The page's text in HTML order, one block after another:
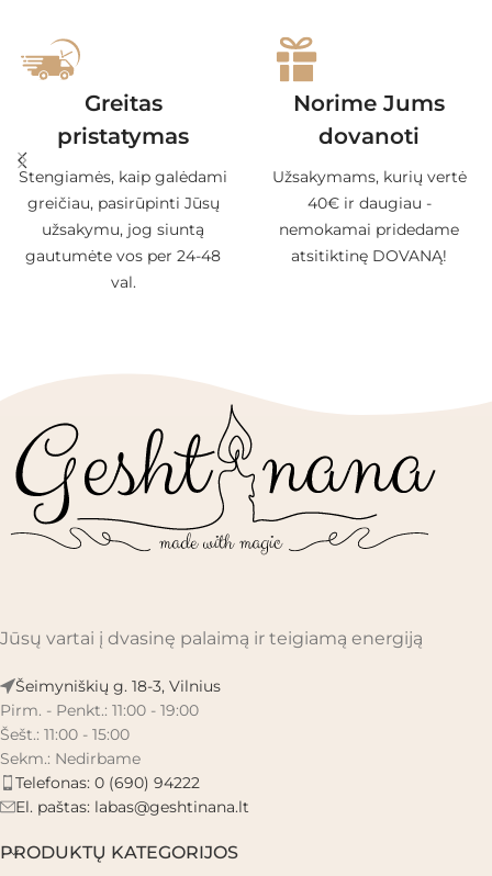
Greitas
pristatymas
Stengiamės, kaip galėdami
greičiau, pasirūpinti Jūsų
užsakymu, jog siuntą
gautumėte vos per 24-48
val.
Norime Jums
dovanoti
Užsakymams, kurių vertė
40€ ir daugiau -
nemokamai pridedame
atsitiktinę DOVANĄ!
Jūsų vartai į dvasinę palaimą ir teigiamą energiją
Šeimyniškių g. 18-3, Vilnius
Pirm. - Penkt.: 11:00 - 19:00
Šešt.: 11:00 - 15:00
Sekm.: Nedirbame
Telefonas: 0 (690) 94222
El. paštas: labas@geshtinana.lt
PRODUKTŲ KATEGORIJOS